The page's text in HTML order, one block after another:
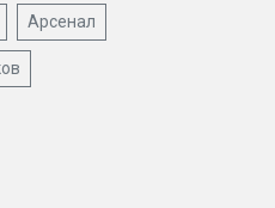
Арсенал